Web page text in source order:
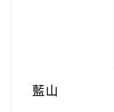
藍山